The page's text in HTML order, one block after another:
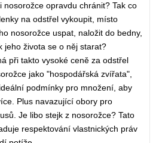
opravdu chránit? Tak co
na odstřel vykoupit, místo
nosorožce uspat, naložit do bedny,
jeho života se o něj starat?
při takto vysoké ceně za odstřel
jako "hospodářská zvířata",
podmínky pro množení, aby
Plus navazující obory pro
Je libo stejk z nosorožce? Tato
respektování vlastnických práv